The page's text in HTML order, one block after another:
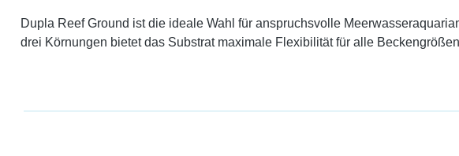
Dupla Reef Ground ist die ideale Wahl für anspruchsvolle
drei Körnungen bietet das Substrat maximale Flexibilität für alle